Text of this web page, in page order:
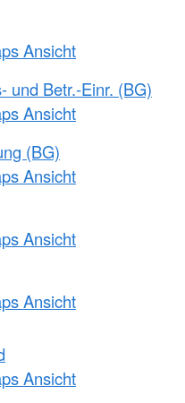
Ansicht
und Betr.-Einr. (BG)
Ansicht
(BG)
Ansicht
Ansicht
Ansicht
Ansicht